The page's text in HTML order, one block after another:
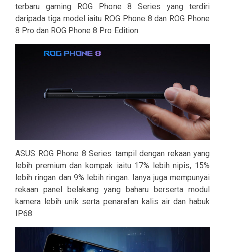
terbaru gaming ROG Phone 8 Series yang terdiri
daripada tiga model iaitu ROG Phone 8 dan ROG Phone
8 Pro dan ROG Phone 8 Pro Edition.
ASUS ROG Phone 8 Series tampil dengan rekaan yang
lebih premium dan kompak iaitu 17% lebih nipis, 15%
lebih ringan dan 9% lebih ringan. Ianya juga mempunyai
rekaan panel belakang yang baharu berserta modul
kamera lebih unik serta penarafan kalis air dan habuk
IP68.